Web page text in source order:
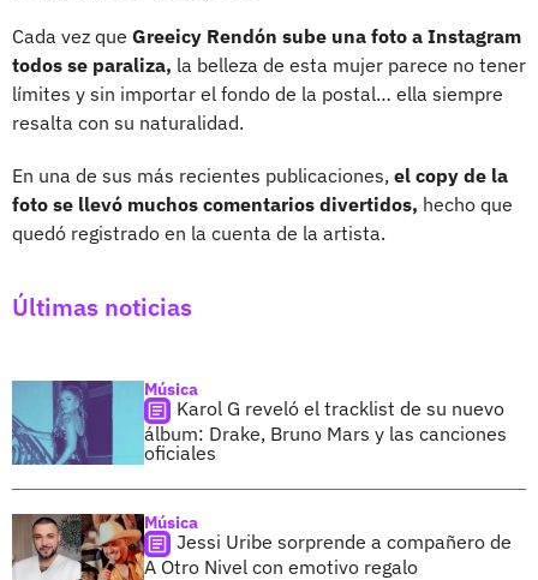
Cada vez que Greeicy Rendón sube una foto a Instagram
todos se paraliza, la belleza de esta mujer parece no tener
límites y sin importar el fondo de la postal… ella siempre
resalta con su naturalidad.
En una de sus más recientes publicaciones, el copy de la
foto se llevó muchos comentarios divertidos, hecho que
quedó registrado en la cuenta de la artista.
Últimas noticias
Música
Karol G reveló el tracklist de su nuevo
álbum: Drake, Bruno Mars y las canciones
oficiales
Música
Jessi Uribe sorprende a compañero de
A Otro Nivel con emotivo regalo